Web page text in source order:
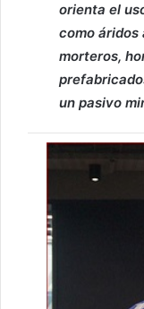
orienta el
como
morteros,
un pasivo